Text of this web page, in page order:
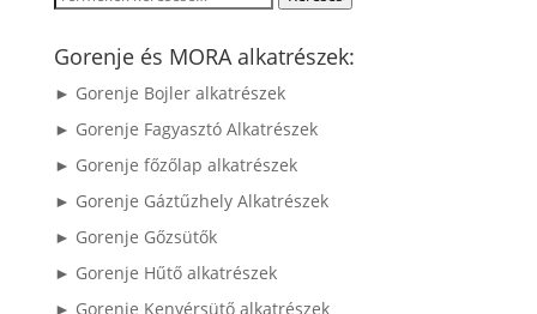
következőre:
Gorenje és MORA alkatrészek:
► Gorenje Bojler alkatrészek
► Gorenje Fagyasztó Alkatrészek
► Gorenje főzőlap alkatrészek
► Gorenje Gáztűzhely Alkatrészek
► Gorenje Gőzsütők
► Gorenje Hűtő alkatrészek
► Gorenje Kenyérsütő alkatrészek